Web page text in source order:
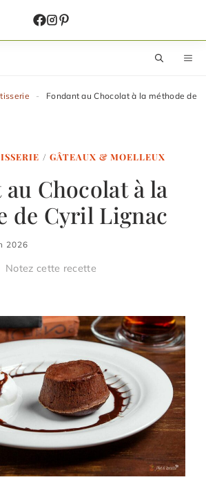
-
Fondant au Chocolat à la méthode de
/ GÂTEAUX & MOELLEUX
Chocolat à la
de Cyril Lignac
2026
Notez cette recette